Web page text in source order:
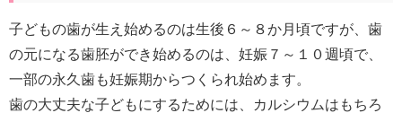
子どもの歯が生え始めるのは生後６～８か月頃ですが、歯
の元になる歯胚ができ始めるのは、妊娠７～１０週頃で、
一部の永久歯も妊娠期からつくられ始めます。
歯の大丈夫な子どもにするためには、カルシウムはもちろ